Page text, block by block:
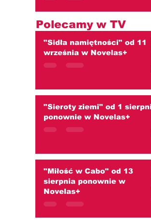
Polecamy w TV
"Sidła namiętności" od 11
września w Novelas+
"Sieroty ziemi" od 1
ponownie w Novelas+
"Miłość w Cabo" od 13
sierpnia ponownie w
Novelas+